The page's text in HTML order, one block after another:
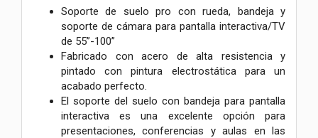
Soporte de suelo pro con rueda, bandeja y
soporte de cámara para pantalla interactiva/TV
de 55”-100”
Fabricado con acero de alta resistencia y
pintado con pintura electrostática para un
acabado perfecto.
El soporte del suelo con bandeja para pantalla
interactiva es una excelente opción para
presentaciones, conferencias y aulas en las